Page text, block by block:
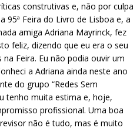
construtivas e, não por culpa
95ª Feira do Livro de Lisboa e, a
amiga Adriana Mayrinck, fez
feliz, dizendo que eu era o seu
Feira. Eu não podia ouvir um
a Adriana ainda neste ano
do grupo “Redes Sem
tenho muita estima e, hoje,
profissional. Uma boa
não é tudo, mas é muito